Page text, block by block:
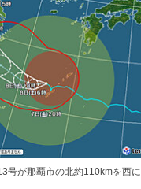
号が那覇市の北約110kmを西に